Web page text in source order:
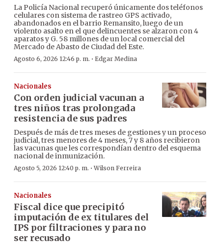
La Policía Nacional recuperó únicamente dos teléfonos
celulares con sistema de rastreo GPS activado,
abandonados en el barrio Remansito, luego de un
violento asalto en el que delincuentes se alzaron con 4
aparatos y G. 58 millones de un local comercial del
Mercado de Abasto de Ciudad del Este.
Agosto 6, 2026 12:46 p. m. · Edgar Medina
Nacionales
Con orden judicial vacunan a
tres niños tras prolongada
resistencia de sus padres
Después de más de tres meses de gestiones y un proceso
judicial, tres menores de 4 meses, 7 y 8 años recibieron
las vacunas que les correspondían dentro del esquema
nacional de inmunización.
Agosto 5, 2026 12:40 p. m. ·Wilson Ferreira
Nacionales
Fiscal dice que precipitó
imputación de ex titulares del
IPS por filtraciones y para no
ser recusado